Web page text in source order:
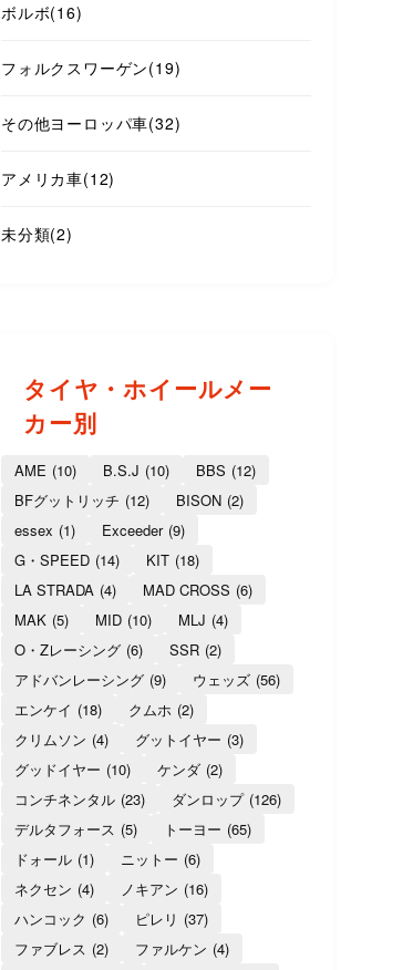
ボルボ(16)
フォルクスワーゲン(19)
その他ヨーロッパ車(32)
アメリカ車(12)
未分類(2)
タイヤ・ホイールメー
カー別
AME (10) B.S.J (10) BBS (12)
BFグットリッチ (12) BISON (2)
essex (1) Exceeder (9)
G・SPEED (14) KIT (18)
LA STRADA (4) MAD CROSS (6)
MAK (5) MID (10) MLJ (4)
O・Zレーシング (6) SSR (2)
アドバンレーシング (9) ウェッズ (56)
エンケイ (18) クムホ (2)
クリムソン (4) グットイヤー (3)
グッドイヤー (10) ケンダ (2)
コンチネンタル (23) ダンロップ (126)
デルタフォース (5) トーヨー (65)
ドォール (1) ニットー (6)
ネクセン (4) ノキアン (16)
ハンコック (6) ピレリ (37)
ファブレス (2) ファルケン (4)